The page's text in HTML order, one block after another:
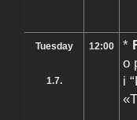
Tuesday
1.7.
12:00 *
o
i